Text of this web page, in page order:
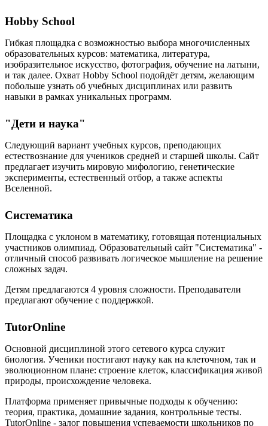
Hobby School
Гибкая площадка с возможностью выбора многочисленных
образовательных курсов: математика, литература,
изобразительное искусство, фотография, обучение на латыни,
и так далее. Охват Hobby School подойдёт детям, желающим
побольше узнать об учебных дисциплинах или развить
навыки в рамках уникальных программ.
"Дети и наука"
Следующий вариант учебных курсов, преподающих
естествознание для учеников средней и старшей школы. Сайт
предлагает изучить мировую мифологию, генетические
эксперименты, естественный отбор, а также аспекты
Вселенной.
Систематика
Площадка с уклоном в математику, готовящая потенциальных
участников олимпиад. Образовательный сайт "Систематика" -
отличный способ развивать логическое мышление на решение
сложных задач.
Детям предлагаются 4 уровня сложности. Преподаватели
предлагают обучение с поддержкой.
TutorOnline
Основной дисциплиной этого сетевого курса служит
биология. Ученики постигают науку как на клеточном, так и
эволюционном плане: строение клеток, классификация живой
природы, происхождение человека.
Платформа применяет привычные подходы к обучению:
теория, практика, домашние задания, контрольные тесты.
TutorOnline - залог повышения успеваемости школьников по